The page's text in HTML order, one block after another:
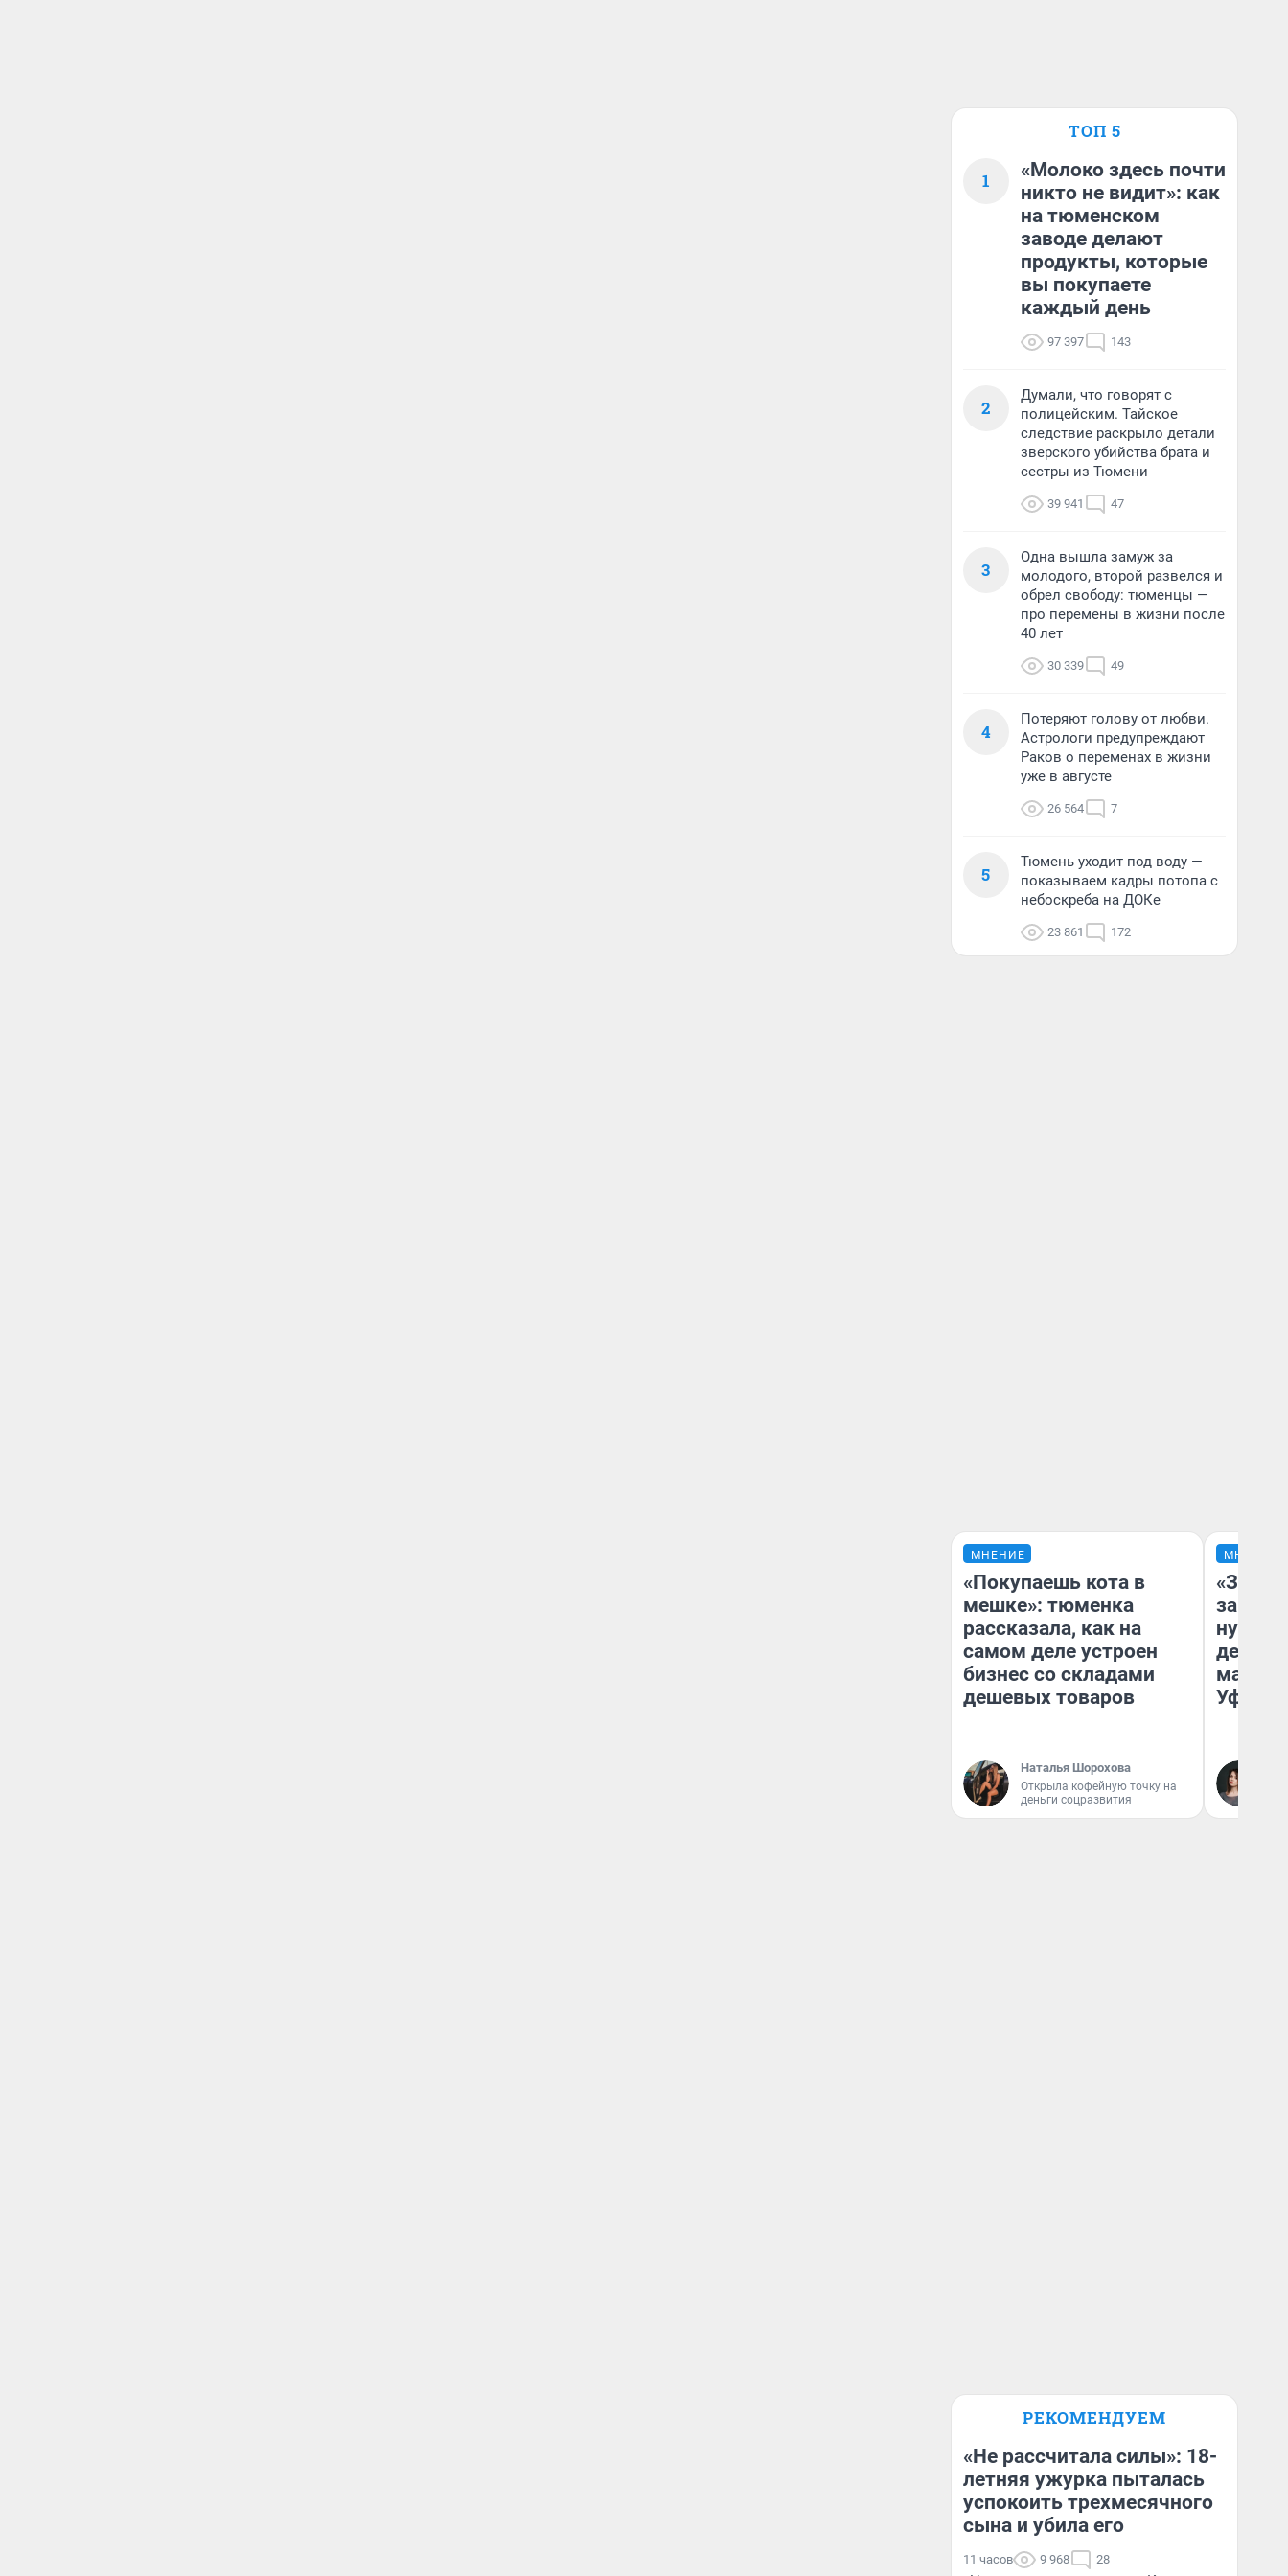
ТОП 5
1
«Молоко здесь почти
никто не видит»: как
на тюменском
заводе делают
продукты, которые
вы покупаете
каждый день
97 397 143
2
Думали, что говорят с
полицейским. Тайское
следствие раскрыло детали
зверского убийства брата и
сестры из Тюмени
39 941 47
3
Одна вышла замуж за
молодого, второй развелся и
обрел свободу: тюменцы —
про перемены в жизни после
40 лет
30 339 49
4
Потеряют голову от любви.
Астрологи предупреждают
Раков о переменах в жизни
уже в августе
26 564 7
5
Тюмень уходит под воду —
показываем кадры потопа с
небоскреба на ДОКе
23 861 172
МНЕНИЕ
«Покупаешь кота в
мешке»: тюменка
рассказала, как на
самом деле устроен
бизнес со складами
дешевых товаров
Наталья Шорохова
Открыла кофейную точку на
деньги соцразвития
МНЕНИЕ
дела с
Уфа
РЕКОМЕНДУЕМ
«Не рассчитала силы»: 18-
летняя ужурка пыталась
успокоить трехмесячного
сына и убила его
11 часов 9 968 28